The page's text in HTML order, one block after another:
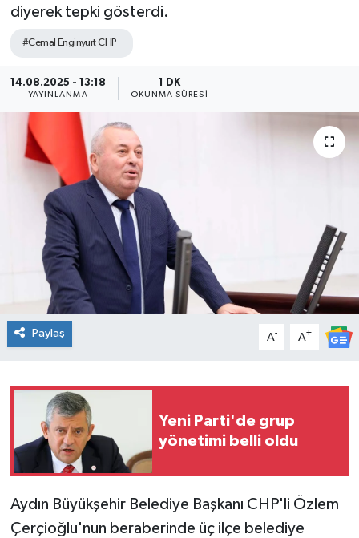
diyerek tepki gösterdi.
#Cemal Enginyurt CHP
14.08.2025 - 13:18
YAYINLANMA
1 DK
OKUNMA SÜRESI
Paylaş A- A+
Yeni Parti'de grup
yönetimi belli oldu
Aydın Büyükşehir Belediye Başkanı CHP'li Özlem
Çerçioğlu'nun beraberinde üç ilçe belediye
GÜNDEM
KULTUR-SANAT
MAGAZİN
MEDYA
OTOMOBİL
ÖZEL HABER
POLİTİKA
RÖPORTAJ
SAĞLIK
SPOR
TARIM
Son Dakika Haberleri